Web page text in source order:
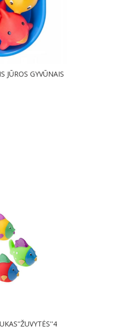
JŪROS GYVŪNAIS